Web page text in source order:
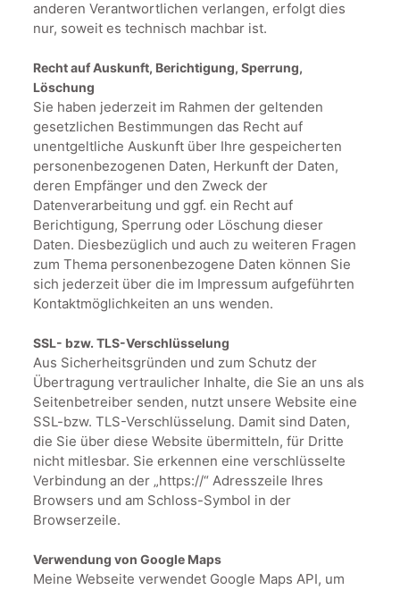
anderen Verantwortlichen verlangen, erfolgt dies
nur, soweit es technisch machbar ist.
Recht auf Auskunft, Berichtigung, Sperrung,
Löschung
Sie haben jederzeit im Rahmen der geltenden
gesetzlichen Bestimmungen das Recht auf
unentgeltliche Auskunft über Ihre gespeicherten
personenbezogenen Daten, Herkunft der Daten,
deren Empfänger und den Zweck der
Datenverarbeitung und ggf. ein Recht auf
Berichtigung, Sperrung oder Löschung dieser
Daten. Diesbezüglich und auch zu weiteren Fragen
zum Thema personenbezogene Daten können Sie
sich jederzeit über die im Impressum aufgeführten
Kontaktmöglichkeiten an uns wenden.
SSL- bzw. TLS-Verschlüsselung
Aus Sicherheitsgründen und zum Schutz der
Übertragung vertraulicher Inhalte, die Sie an uns als
Seitenbetreiber senden, nutzt unsere Website eine
SSL-bzw. TLS-Verschlüsselung. Damit sind Daten,
die Sie über diese Website übermitteln, für Dritte
nicht mitlesbar. Sie erkennen eine verschlüsselte
Verbindung an der „https://“ Adresszeile Ihres
Browsers und am Schloss-Symbol in der
Browserzeile.
Verwendung von Google Maps
Meine Webseite verwendet Google Maps API, um